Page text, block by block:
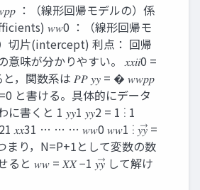
：（線形回帰モデルの）係
𝑤𝑤0 ：（線形回帰モ
切片(intercept) 利点： 回帰
意味が分かりやすい。 𝑥𝑥𝑖𝑖0 =
と，関数系は 𝑃𝑃 𝑦𝑦 = � 𝑤𝑤𝑝𝑝
と書ける。具体的にデータ
に書くと 1 𝑦𝑦1 𝑦𝑦2 = 1 ⋮ 1
𝑥𝑥31 … … … 𝑤𝑤0 𝑤𝑤1 ⋮ 𝑦𝑦⃗ =
まり，N=P+1として変数の数
ると 𝑤𝑤 = 𝑋𝑋 −1 𝑦𝑦⃗ して解け